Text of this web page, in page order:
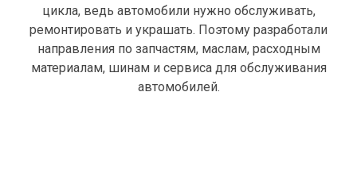
цикла, ведь автомобили нужно обслуживать,
ремонтировать и украшать. Поэтому разработали
направления по запчастям, маслам, расходным
материалам, шинам и сервиса для обслуживания
автомобилей.